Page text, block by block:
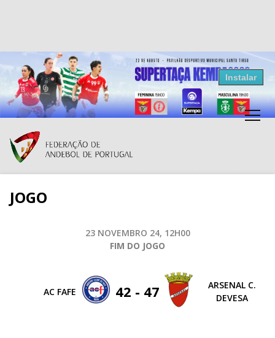
Resultados Andebol
Federação de Andebol de Portugal
Grátis - Disponivel na Play Store
Instalar
JOGO
23 NOVEMBRO 24, 12H00
FIM DO JOGO
AC FAFE 42 - 47
ARSENAL C.
DEVESA